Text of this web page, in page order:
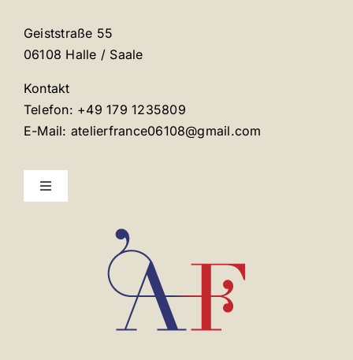
Geiststraße 55
06108 Halle / Saale
Kontakt
Telefon: +49 179 1235809
E-Mail: atelierfrance06108@gmail.com
Toggle
Mentions légales